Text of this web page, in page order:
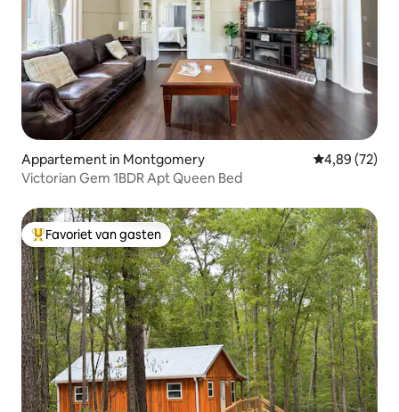
Appartement in Montgomery Gemiddelde
4,89 (72)
Victorian Gem 1BDR Apt Queen Bed
Topfavoriet van gasten
Favoriet van gasten